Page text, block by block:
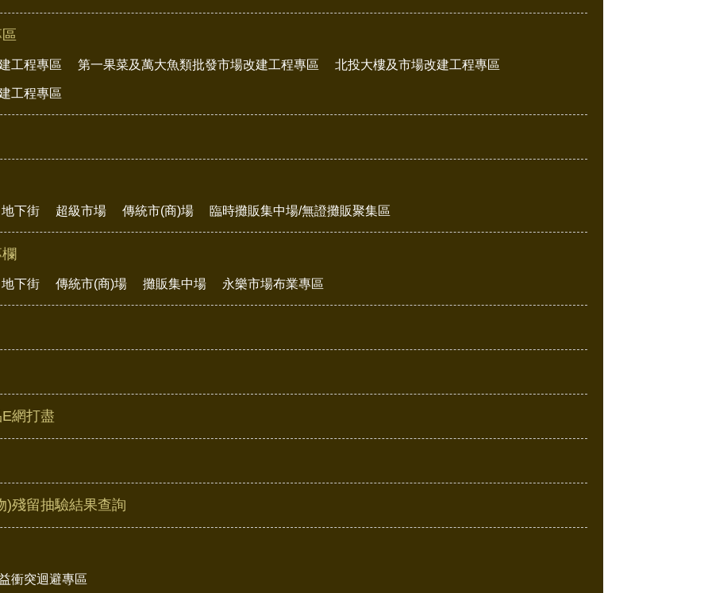
工程專區 第一果菜及萬大魚類批發市場改建工程專區 北投大樓及市場改建工程專區
工程專區
地下街 超級市場 傳統市(商)場 臨時攤販集中場/無證攤販聚集區
地下街 傳統市(商)場 攤販集中場 永樂市場布業專區
網打盡
)殘留抽驗結果查詢
衝突迴避專區